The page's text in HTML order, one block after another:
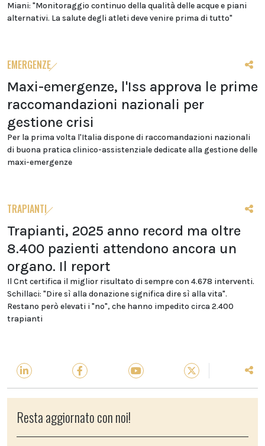
Miani: "Monitoraggio continuo della qualità delle acque e piani
alternativi. La salute degli atleti deve venire prima di tutto"
EMERGENZE
Maxi-emergenze, l'Iss approva le prime
raccomandazioni nazionali per
gestione crisi
Per la prima volta l'Italia dispone di raccomandazioni nazionali
di buona pratica clinico-assistenziale dedicate alla gestione delle
maxi-emergenze
TRAPIANTI
Trapianti, 2025 anno record ma oltre
8.400 pazienti attendono ancora un
organo. Il report
Il Cnt certifica il miglior risultato di sempre con 4.678 interventi.
Schillaci: "Dire sì alla donazione significa dire sì alla vita".
Restano però elevati i "no", che hanno impedito circa 2.400
trapianti
Resta aggiornato con noi!